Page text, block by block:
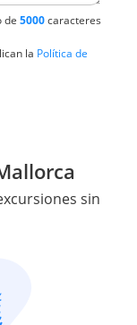
de 5000caracteres
la Política de
sin